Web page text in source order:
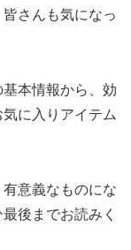
さんも気になっ
本情報から、効
に入りアイテム
意義なものにな
後までお読みく